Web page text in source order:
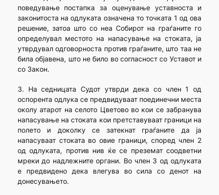
поведување постапка за оценување уставноста и
законитоста на одлуката означена то точката 1 од ова
решение, затоа што со неа Собирот на граѓаните го
определувал местото на напасување на стоката, ја
утврдувал одговорноста против граѓаните, што таа не
била објавена, што не било во согласност со Уставот и
со Закон.
3. На седницата Судот утврди дека со член 1 од
оспорента одлука се предвидуваат поединечни места
околу атарот на селото Цветово во кои се забранува
напасување на стоката кои претставуваат граници на
полето и доколку се затекнат граѓаните да ја
напасуваат стоката во овие граници, според член 2
од одлуката, против нив ќе се преземат соодветни
мреки до надлежните органи. Во член 3 од одлуката
е предвидено дека влегува во сила со денот на
донесувањето.